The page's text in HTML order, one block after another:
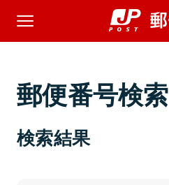
郵便番号検索
検索結果